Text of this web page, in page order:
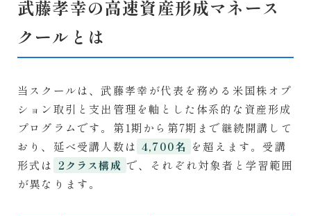
武藤孝幸の高速資産形成マネース
クールとは
当スクールは、武藤孝幸が代表を務める米国株オプ
ション取引と支出管理を軸とした体系的な資産形成
プログラムです。第1期から第7期まで継続開講して
おり、延べ受講人数は 4,700名 を超えます。受講
形式は 2クラス構成 で、それぞれ対象者と学習範囲
が異なります。